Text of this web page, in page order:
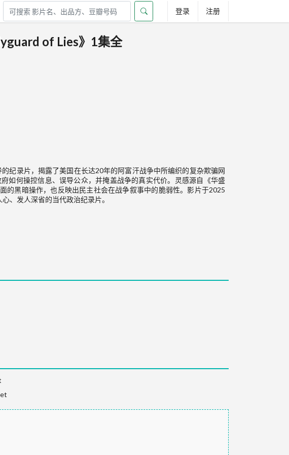
登录 注册
of Lies》1集全
纪录片，揭露了美国在长达20年的阿富汗战争中所编织的复杂欺骗网
如何操控信息、误导公众，并掩盖战争的真实代价。灵感源自《华盛
的黑暗操作，也反映出民主社会在战争叙事中的脆弱性。影片于2025
、发人深省的当代政治纪录片。